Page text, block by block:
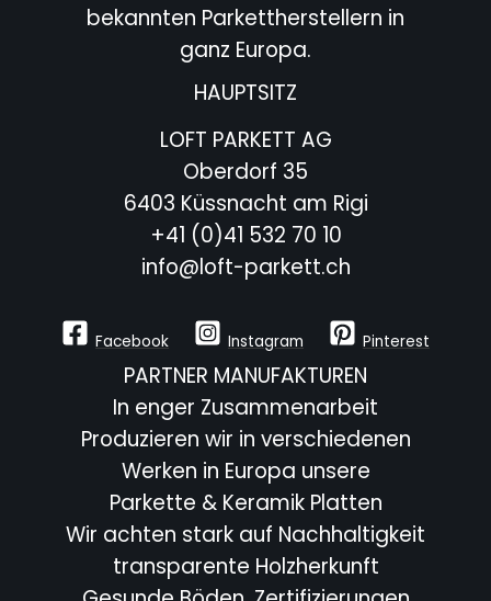
bekannten Parkettherstellern in
ganz Europa.
HAUPTSITZ
LOFT PARKETT AG
Oberdorf 35
6403 Küssnacht am Rigi
+41 (0)41 532 70 10
info@loft-parkett.ch
Facebook Instagram Pinterest
PARTNER MANUFAKTUREN
In enger Zusammenarbeit
Produzieren wir in verschiedenen
Werken in Europa unsere
Parkette & Keramik Platten
Wir achten stark auf Nachhaltigkeit
transparente Holzherkunft